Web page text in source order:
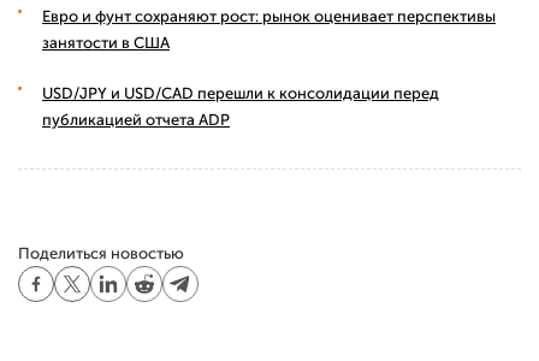
Евро и фунт сохраняют рост: рынок оценивает перспективы
занятости в США
USD/JPY и USD/CAD перешли к консолидации перед
публикацией отчета ADP
Поделиться новостью